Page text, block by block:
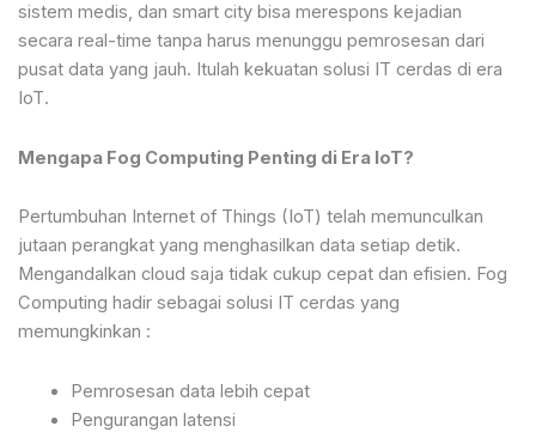
sistem medis, dan smart city bisa merespons kejadian
secara real-time tanpa harus menunggu pemrosesan dari
pusat data yang jauh. Itulah kekuatan solusi IT cerdas di era
IoT.
Mengapa Fog Computing Penting di Era IoT?
Pertumbuhan Internet of Things (IoT) telah memunculkan
jutaan perangkat yang menghasilkan data setiap detik.
Mengandalkan cloud saja tidak cukup cepat dan efisien. Fog
Computing hadir sebagai solusi IT cerdas yang
memungkinkan :
Pemrosesan data lebih cepat
Pengurangan latensi